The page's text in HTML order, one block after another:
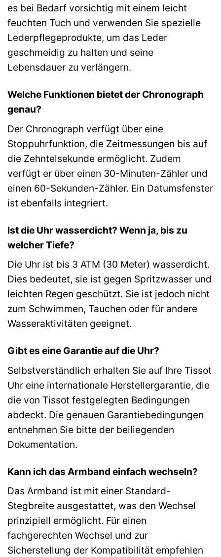
es bei Bedarf vorsichtig mit einem leicht
feuchten Tuch und verwenden Sie spezielle
Lederpflegeprodukte, um das Leder
geschmeidig zu halten und seine
Lebensdauer zu verlängern.
Welche Funktionen bietet der Chronograph
genau?
Der Chronograph verfügt über eine
Stoppuhrfunktion, die Zeitmessungen bis auf
die Zehntelsekunde ermöglicht. Zudem
verfügt er über einen 30-Minuten-Zähler und
einen 60-Sekunden-Zähler. Ein Datumsfenster
ist ebenfalls integriert.
Ist die Uhr wasserdicht? Wenn ja, bis zu
welcher Tiefe?
Die Uhr ist bis 3 ATM (30 Meter) wasserdicht.
Dies bedeutet, sie ist gegen Spritzwasser und
leichten Regen geschützt. Sie ist jedoch nicht
zum Schwimmen, Tauchen oder für andere
Wasseraktivitäten geeignet.
Gibt es eine Garantie auf die Uhr?
Selbstverständlich erhalten Sie auf Ihre Tissot
Uhr eine internationale Herstellergarantie, die
die von Tissot festgelegten Bedingungen
abdeckt. Die genauen Garantiebedingungen
entnehmen Sie bitte der beiliegenden
Dokumentation.
Kann ich das Armband einfach wechseln?
Das Armband ist mit einer Standard-
Stegbreite ausgestattet, was den Wechsel
prinzipiell ermöglicht. Für einen
fachgerechten Wechsel und zur
Sicherstellung der Kompatibilität empfehlen